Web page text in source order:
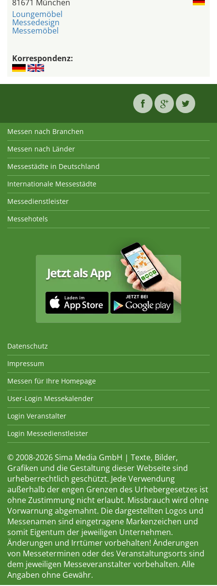
81671 München
Loungemöbel
Messedesign
Messemöbel
Korrespondenz:
Messen nach Branchen
Messen nach Länder
Messestädte in Deutschland
Internationale Messestädte
Messedienstleister
Messehotels
Datenschutz
Impressum
Messen für Ihre Homepage
User-Login Messekalender
Login Veranstalter
Login Messedienstleister
© 2008-2026 Sima Media GmbH | Texte, Bilder,
Grafiken und die Gestaltung dieser Webseite sind
urheberrechtlich geschützt. Jede Verwendung
außerhalb der engen Grenzen des Urhebergesetzes ist
ohne Zustimmung nicht erlaubt. Missbrauch wird ohne
Vorwarnung abgemahnt. Die dargestellten Logos und
Messenamen sind eingetragene Markenzeichen und
somit Eigentum der jeweiligen Unternehmen.
Änderungen und Irrtümer vorbehalten! Änderungen
von Messeterminen oder des Veranstaltungsorts sind
dem jeweiligen Messeveranstalter vorbehalten. Alle
Angaben ohne Gewähr.